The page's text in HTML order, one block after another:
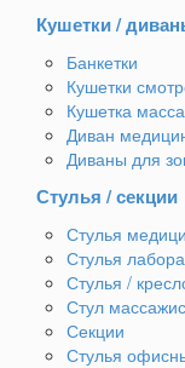
Кушетки /
Банкетки
Кушетки
Кушетка
Диван
Диваны для
Стулья / секции
Стулья
Стулья
Стулья /
Стул
Секции
Стулья